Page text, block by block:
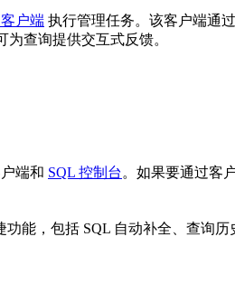
户端 执行管理任务。该客户端通
查询提供交互式反馈。
端和 SQL 控制台 。如果要通过客
功能，包括 SQL 自动补全、查询